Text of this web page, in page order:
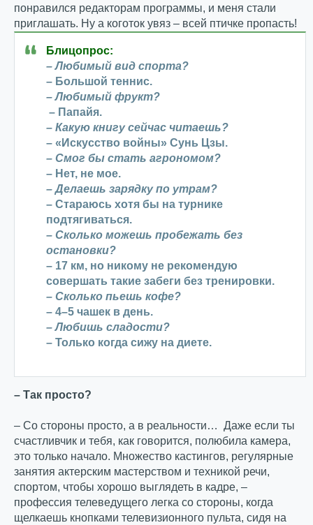
понравился редакторам программы, и меня стали
приглашать. Ну а коготок увяз – всей птичке пропасть!
Блицопрос:
– Любимый вид спорта?
– Большой теннис.
– Любимый фрукт?
– Папайя.
– Какую книгу сейчас читаешь?
– «Искусство войны» Сунь Цзы.
– Смог бы стать агрономом?
– Нет, не мое.
– Делаешь зарядку по утрам?
– Стараюсь хотя бы на турнике
подтягиваться.
– Сколько можешь пробежать без
остановки?
– 17 км, но никому не рекомендую
совершать такие забеги без тренировки.
– Сколько пьешь кофе?
– 4–5 чашек в день.
– Любишь сладости?
– Только когда сижу на диете.
– Так просто?
– Со стороны просто, а в реальности… Даже если ты
счастливчик и тебя, как говорится, полюбила камера,
это только начало. Множество кастингов, регулярные
занятия актерским мастерством и техникой речи,
спортом, чтобы хорошо выглядеть в кадре, –
профессия телеведущего легка со стороны, когда
щелкаешь кнопками телевизионного пульта, сидя на